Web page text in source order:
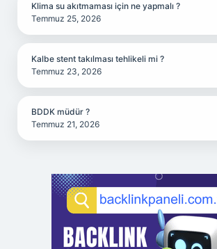
Klima su akıtmaması için ne yapmalı ?
Temmuz 25, 2026
Kalbe stent takılması tehlikeli mi ?
Temmuz 23, 2026
BDDK müdür ?
Temmuz 21, 2026